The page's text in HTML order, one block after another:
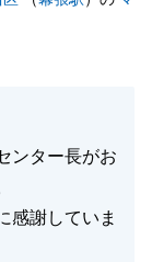
ンター長がお
感謝していま